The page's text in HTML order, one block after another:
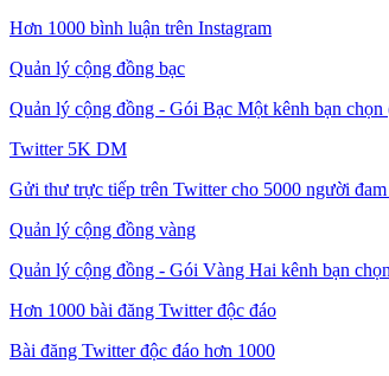
Hơn 1000 bình luận trên Instagram
Quản lý cộng đồng bạc
Quản lý cộng đồng - Gói Bạc Một kênh bạn
Twitter 5K DM
Gửi thư trực tiếp trên Twitter cho 5000 người
Quản lý cộng đồng vàng
Quản lý cộng đồng - Gói Vàng Hai kênh bạn
Hơn 1000 bài đăng Twitter độc đáo
Bài đăng Twitter độc đáo hơn 1000